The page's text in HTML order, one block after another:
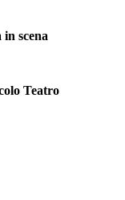
in scena
Teatro